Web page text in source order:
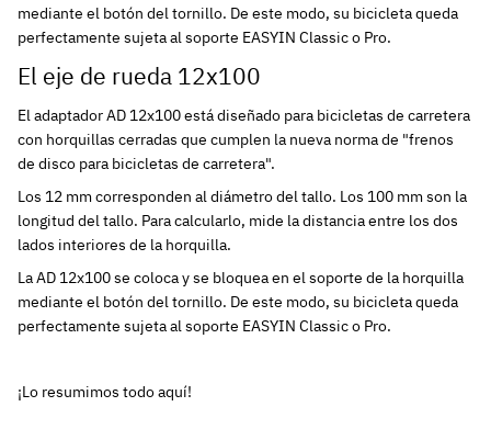
mediante el botón del tornillo. De este modo, su bicicleta queda
perfectamente sujeta al soporte EASYIN Classic o Pro.
El eje de rueda 12x100
El adaptador AD 12x100 está diseñado para bicicletas de carretera
con horquillas cerradas que cumplen la nueva norma de "frenos
de disco para bicicletas de carretera".
Los 12 mm corresponden al diámetro del tallo. Los 100 mm son la
longitud del tallo. Para calcularlo, mide la distancia entre los dos
lados interiores de la horquilla.
La AD 12x100 se coloca y se bloquea en el soporte de la horquilla
mediante el botón del tornillo. De este modo, su bicicleta queda
perfectamente sujeta al soporte EASYIN Classic o Pro.
¡Lo resumimos todo aquí!